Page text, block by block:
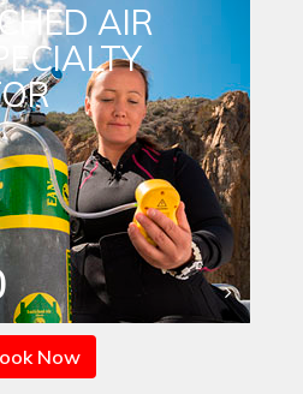
AIR
Now